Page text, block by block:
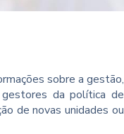
sobre a gestão,
gestores da política de
de novas unidades ou